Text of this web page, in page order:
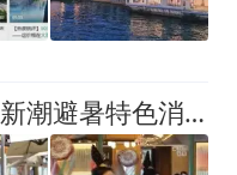
新场景串联多元新业态 新潮避暑特色消费场景点亮夏日文旅